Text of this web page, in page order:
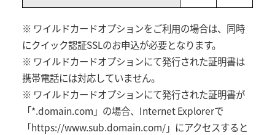
※ ワイルドカードオプションをご利用の場合は、同時
にクイック認証SSLのお申込が必要となります。
※ ワイルドカードオプションにて発行された証明書は
携帯電話には対応していません。
※ ワイルドカードオプションにて発行された証明書が
「*.domain.com」の場合、Internet Explorerで
「https://www.sub.domain.com/」にアクセスすると